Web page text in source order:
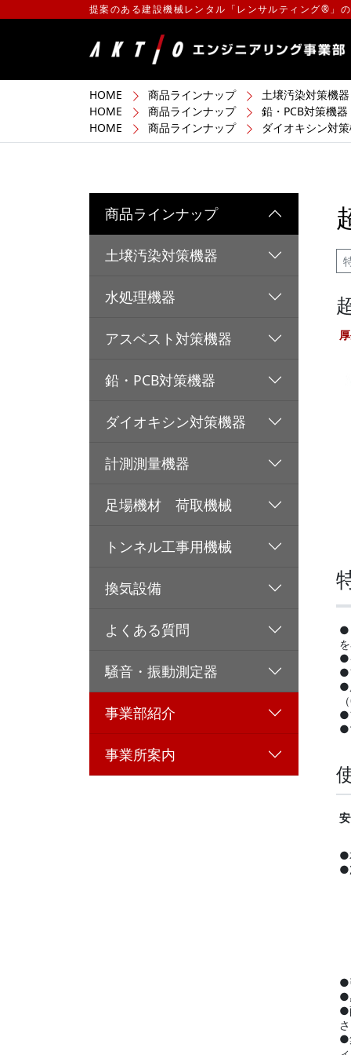
提案のある建設機械レンタル「レンサルティング®」
HOME 商品ラインナップ
土壌汚染対策機器
HOME
商品ラインナップ
鉛・PCB対策機器
HOME
商品ラインナップ ダイオキシン対
●
●
●
●
●
●
●
●
●
●
●
●
商品ラインナップ
土壌汚染対策機器
水処理機器
アスベスト対策機器
鉛・PCB対策機器
ダイオキシン対策機器
計測測量機器
足場機材 荷取機械
トンネル工事用機械
換気設備
よくある質問
騒音・振動測定器
事業部紹介
事業所案内